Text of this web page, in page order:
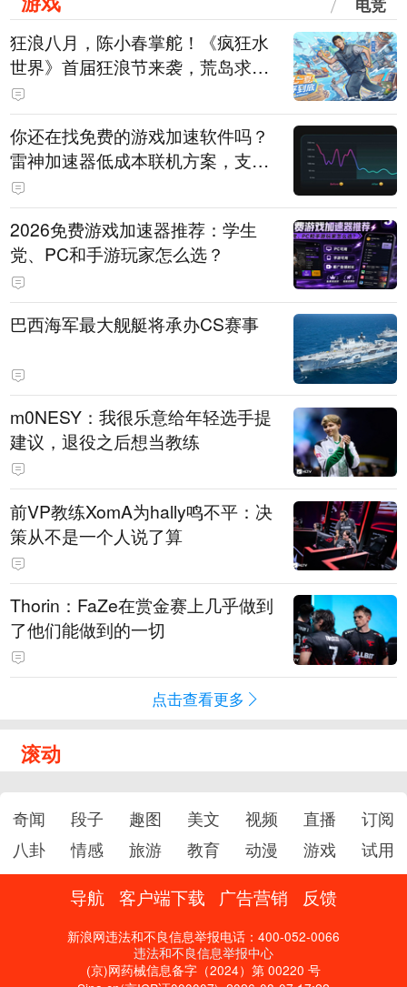
电竞
狂浪八月，陈小春掌舵！《疯狂水
世界》首届狂浪节来袭，荒岛求生
直播即将开启
你还在找免费的游戏加速软件吗？
雷神加速器低成本联机方案，支持
免费试用
2026免费游戏加速器推荐：学生
党、PC和手游玩家怎么选？
巴西海军最大舰艇将承办CS赛事
m0NESY：我很乐意给年轻选手提
建议，退役之后想当教练
前VP教练XomA为hally鸣不平：决
策从不是一个人说了算
Thorin：FaZe在赏金赛上几乎做到
了他们能做到的一切
点击查看更多
滚动
奇闻 段子 趣图 美文 视频 直播
订阅
八卦
情感 旅游 教育 动漫 游戏 试用
导航 客户端下载 广告营销 反馈
新浪网违法和不良信息举报电话：400-052-0066
违法和不良信息举报中心
(京)网药械信息备字（2024）第 00220 号